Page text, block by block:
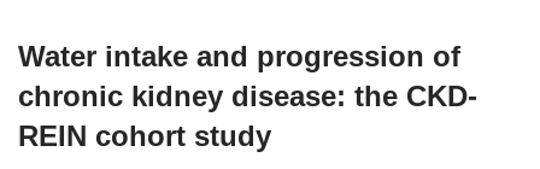
Water intake and progression of
chronic kidney disease: the CKD-
REIN cohort study